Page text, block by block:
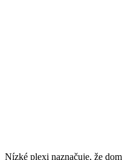
Nízké plexi naznačuje, že